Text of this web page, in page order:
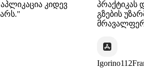
კიდევ
პრაქტიკას
გზების უზარმაზარი
Igorino112France